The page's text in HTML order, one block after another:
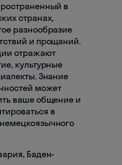
в
странах,
разнообразие
и прощаний.
отражают
культурные
Знание
может
ваше общение и
в
Баден-